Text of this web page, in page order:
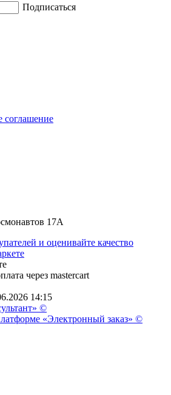
Подписаться
соглашение
17А
14:15
©
«Электронный заказ» ©